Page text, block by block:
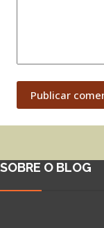
Publicar
SOBRE O BLOG